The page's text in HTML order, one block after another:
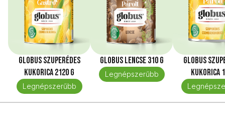
Globus Szuperédes
kukorica 2120 g
Legnépszerűbb
Globus Lencse 310 g
Legnépszerűbb
Globus
kukorica